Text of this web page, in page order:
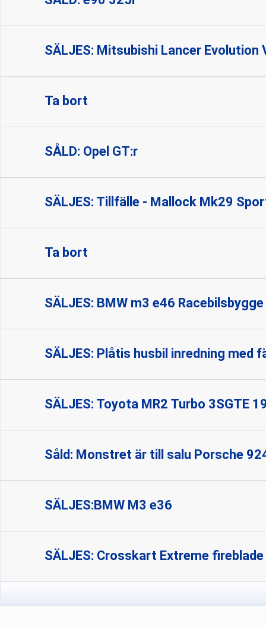
SÄLJES: Mitsubishi Lancer
Ta bort
SÅLD: Opel GT:r
SÄLJES: Tillfälle - Mallock Mk29
Ta bort
SÄLJES: BMW m3 e46 Racebilsbygge
SÄLJES: Plåtis husbil inredning med
SÄLJES: Toyota MR2 Turbo 3SGTE
Såld: Monstret är till salu Porsche
SÄLJES:BMW M3 e36
SÄLJES: Crosskart Extreme